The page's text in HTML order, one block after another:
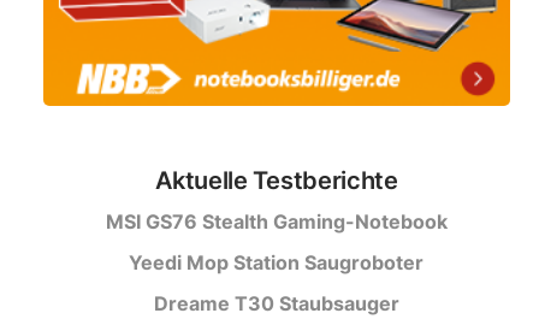
Aktuelle Testberichte
MSI GS76 Stealth Gaming-Notebook
Yeedi Mop Station Saugroboter
Dreame T30 Staubsauger